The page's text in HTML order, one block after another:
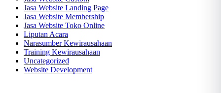
Jasa Website Landing Page
Jasa Website Membership
Jasa Website Toko Online
Liputan Acara
Narasumber Kewirausahaan
Training Kewirausahaan
Uncategorized
Website Development